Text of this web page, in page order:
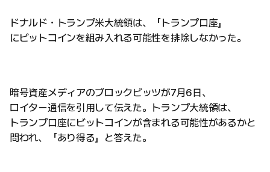
ドナルド・トランプ米大統領は、「トランプ口座」
にビットコインを組み入れる可能性を排除しなかった。
暗号資産メディアのブロックビッツが7月6日、
ロイター通信を引用して伝えた。トランプ大統領は、
トランプ口座にビットコインが含まれる可能性があるかと
問われ、「あり得る」と答えた。